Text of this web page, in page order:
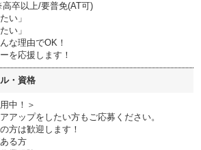
卒以上/要普免(AT可)
い」
い」
な理由でOK！
を応援します！
・資格
中！＞
アップをしたい方もご応募ください。
方は歓迎します！
る方